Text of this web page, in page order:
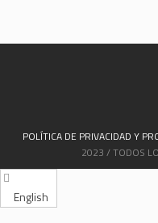
POLÍTICA DE PRIVACIDAD Y
2023 / TODOS
English